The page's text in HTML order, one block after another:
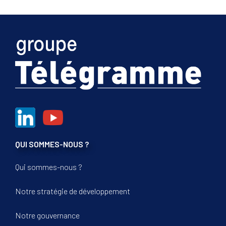
QUI SOMMES-NOUS ?
Qui sommes-nous ?
Notre stratégie de développement
Notre gouvernance